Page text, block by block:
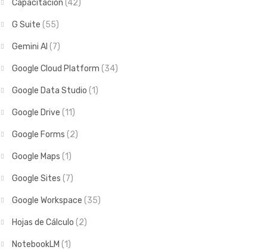
Capacitación (42)
G Suite (55)
Gemini AI (7)
Google Cloud Platform (34)
Google Data Studio (1)
Google Drive (11)
Google Forms (2)
Google Maps (1)
Google Sites (7)
Google Workspace (35)
Hojas de Cálculo (2)
NotebookLM (1)